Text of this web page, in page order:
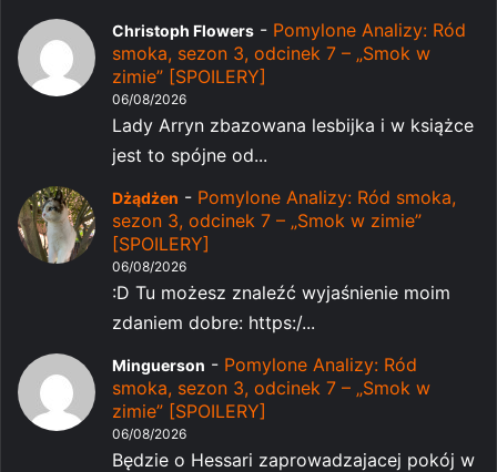
Christoph Flowers - Pomylone Analizy: Ród
smoka, sezon 3, odcinek 7 – „Smok w
zimie” [SPOILERY]
06/08/2026
Lady Arryn zbazowana lesbijka i w książce
jest to spójne od...
Dżądżen - Pomylone Analizy: Ród smoka,
sezon 3, odcinek 7 – „Smok w zimie”
[SPOILERY]
06/08/2026
:D Tu możesz znaleźć wyjaśnienie moim
zdaniem dobre: https:/...
Minguerson - Pomylone Analizy: Ród
smoka, sezon 3, odcinek 7 – „Smok w
zimie” [SPOILERY]
06/08/2026
Będzie o Hessari zaprowadzajacej pokój w